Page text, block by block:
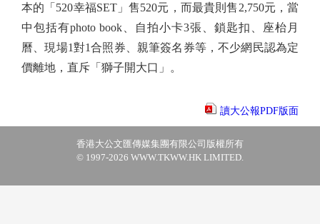
本的「520幸福SET」售520元，而最貴則售2,750元，當
中包括有photo book、自拍小卡3張、鎖匙扣、座枱月
曆、現場1對1合照券、親筆簽名券等，不少網民認為定
價離地，直斥「獅子開大口」。
讀大公報PDF版面
香港大公文匯傳媒集團有限公司版權所有
© 1997-2026 WWW.TKWW.HK LIMITED.